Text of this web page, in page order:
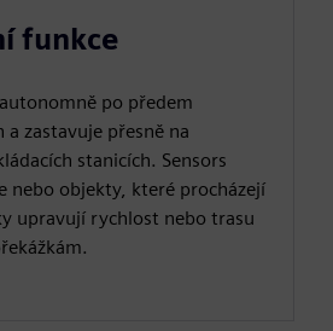
funkce
po předem
a zastavuje přesně na
stanicích. Sensors
nebo objekty, které procházejí
upravují rychlost nebo trasu